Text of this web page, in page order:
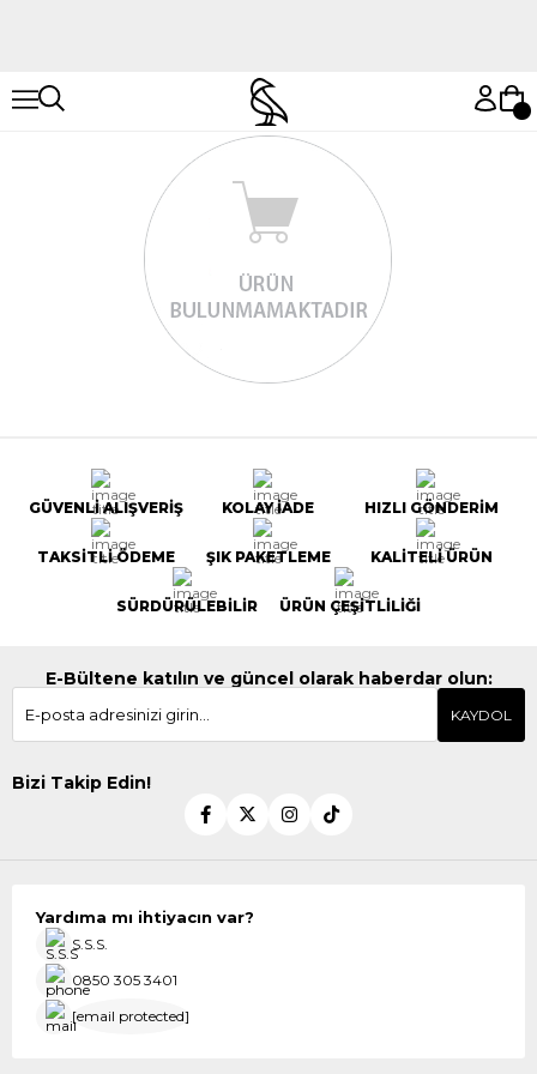
GÜVENLİ ALIŞVERİŞ KOLAY İADE HIZLI GÖNDERİM
TAKSİTLİ ÖDEME ŞIK PAKETLEME KALİTELİ ÜRÜN
SÜRDÜRÜLEBİLİR ÜRÜN ÇEŞİTLİLİĞİ
E-Bültene katılın ve güncel olarak haberdar olun:
KAYDOL
Bizi Takip Edin!
Yardıma mı ihtiyacın var?
S.S.S.
0850 305 3401
[email protected]